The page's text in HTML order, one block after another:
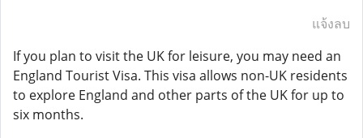
แจ้งลบ
If you plan to visit the UK for leisure, you may need an
England Tourist Visa. This visa allows non-UK residents
to explore England and other parts of the UK for up to
six months.